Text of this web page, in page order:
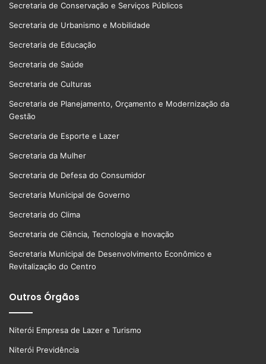
Secretaria de Conservação e Serviços Públicos
Secretaria de Urbanismo e Mobilidade
Secretaria de Educação
Secretaria de Saúde
Secretaria de Culturas
Secretaria de Planejamento, Orçamento e Modernização da
Gestão
Secretaria de Esporte e Lazer
Secretaria da Mulher
Secretaria de Defesa do Consumidor
Secretaria Municipal de Governo
Secretaria do Clima
Secretaria de Ciência, Tecnologia e Inovação
Secretaria Municipal de Desenvolvimento Econômico e
Revitalização do Centro
Outros Órgãos
Niterói Empresa de Lazer e Turismo
Niterói Previdência